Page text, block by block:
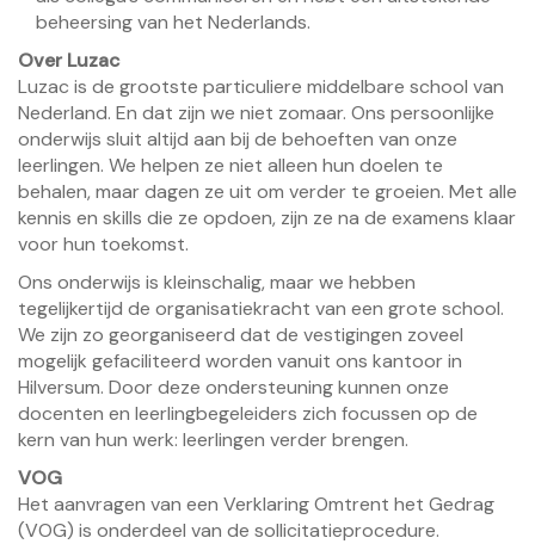
beheersing van het Nederlands.
Over Luzac
Luzac is de grootste particuliere middelbare school van
Nederland. En dat zijn we niet zomaar. Ons persoonlijke
onderwijs sluit altijd aan bij de behoeften van onze
leerlingen. We helpen ze niet alleen hun doelen te
behalen, maar dagen ze uit om verder te groeien. Met alle
kennis en skills die ze opdoen, zijn ze na de examens klaar
voor hun toekomst.
Ons onderwijs is kleinschalig, maar we hebben
tegelijkertijd de organisatiekracht van een grote school.
We zijn zo georganiseerd dat de vestigingen zoveel
mogelijk gefaciliteerd worden vanuit ons kantoor in
Hilversum. Door deze ondersteuning kunnen onze
docenten en leerlingbegeleiders zich focussen op de
kern van hun werk: leerlingen verder brengen.
VOG
Het aanvragen van een Verklaring Omtrent het Gedrag
(VOG) is onderdeel van de sollicitatieprocedure.